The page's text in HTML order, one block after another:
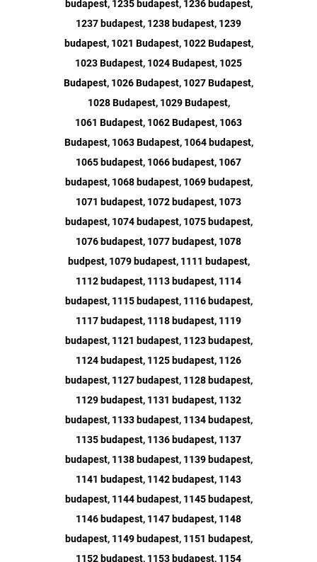
budapest, 1235 budapest, 1236 budapest,
1237 budapest, 1238 budapest, 1239
budapest, 1021 Budapest, 1022 Budapest,
1023 Budapest, 1024 Budapest, 1025
Budapest, 1026 Budapest, 1027 Budapest,
1028 Budapest, 1029 Budapest,
1061 Budapest, 1062 Budapest, 1063
Budapest, 1063 Budapest, 1064 budapest,
1065 budapest, 1066 budapest, 1067
budapest, 1068 budapest, 1069 budapest,
1071 budapest, 1072 budapest, 1073
budapest, 1074 budapest, 1075 budapest,
1076 budapest, 1077 budapest, 1078
budpest, 1079 budapest, 1111 budapest,
1112 budapest, 1113 budapest, 1114
budapest, 1115 budapest, 1116 budapest,
1117 budapest, 1118 budapest, 1119
budapest, 1121 budapest, 1123 budapest,
1124 budapest, 1125 budapest, 1126
budapest, 1127 budapest, 1128 budapest,
1129 budapest, 1131 budapest, 1132
budapest, 1133 budapest, 1134 budapest,
1135 budapest, 1136 budapest, 1137
budapest, 1138 budapest, 1139 budapest,
1141 budapest, 1142 budapest, 1143
budapest, 1144 budapest, 1145 budapest,
1146 budapest, 1147 budapest, 1148
budapest, 1149 budapest, 1151 budapest,
1152 budapest, 1153 budapest, 1154